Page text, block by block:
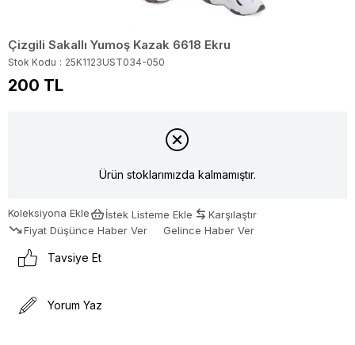
Çizgili Sakallı Yumoş Kazak 6618 Ekru
Stok Kodu 25K1123UST034-050
200 TL
Ürün stoklarımızda kalmamıştır.
Koleksiyona Ekle İstek Listeme Ekle
Karşılaştır
Fiyat Düşünce Haber Ver
Gelince Haber Ver
Tavsiye Et
Yorum Yaz